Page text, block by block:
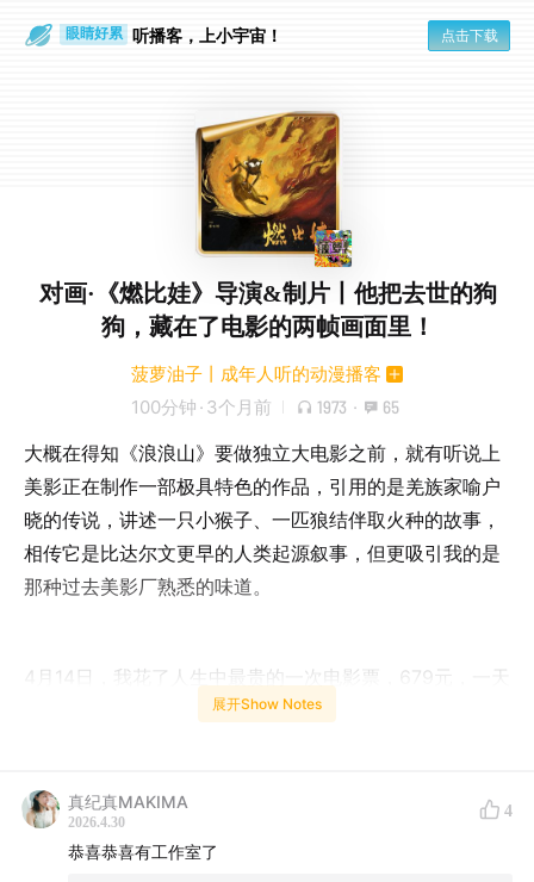
眼睛好累 听播客，上小宇宙！ 点击下载
对画·《燃比娃》导演&制片丨他把去世的狗
狗，藏在了电影的两帧画面里！
菠萝油子丨成年人听的动漫播客
100分钟 · 3个月前 1973 · 65
大概在得知《浪浪山》要做独立大电影之前，就有听说上
美影正在制作一部极具特色的作品，引用的是羌族家喻户
晓的传说，讲述一只小猴子、一匹狼结伴取火种的故事，
相传它是比达尔文更早的人类起源叙事，但更吸引我的是
那种过去美影厂熟悉的味道。
4月14日，我花了人生中最贵的一次电影票，679元，一天
时间从青岛坐高铁到北京看了《燃比娃》的媒体场。看的
过那5万张手绘和非主流的叙事中让自己难得平静了下
展开Show Notes
真纪真MAKIMA
2026.4.30
4
恭喜恭喜有工作室了